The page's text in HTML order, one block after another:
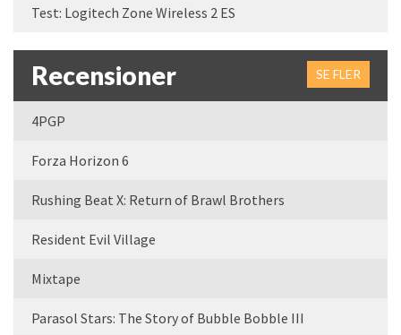
Test: Logitech Zone Wireless 2 ES
Recensioner SE FLER
4PGP
Forza Horizon 6
Rushing Beat X: Return of Brawl Brothers
Resident Evil Village
Mixtape
Parasol Stars: The Story of Bubble Bobble III